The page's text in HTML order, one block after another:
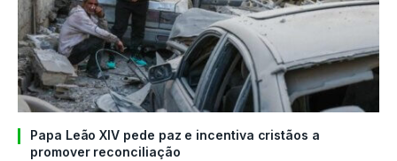
Papa Leão XIV pede paz e incentiva cristãos a
promover reconciliação